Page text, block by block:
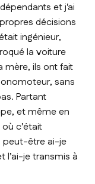
et j'ai
décisions
ingénieur,
la voiture
mère, ils ont fait
sans
Partant
et même en
c’était
peut-être ai-je
l’ai-je transmis à